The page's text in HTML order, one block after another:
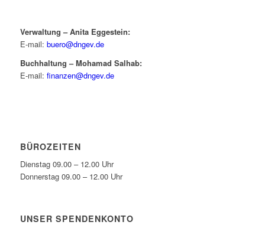
Verwaltung – Anita Eggestein:
E-mail: buero@dngev.de
Buchhaltung – Mohamad Salhab:
E-mail: finanzen@dngev.de
BÜROZEITEN
Dienstag 09.00 – 12.00 Uhr
Donnerstag 09.00 – 12.00 Uhr
UNSER SPENDENKONTO